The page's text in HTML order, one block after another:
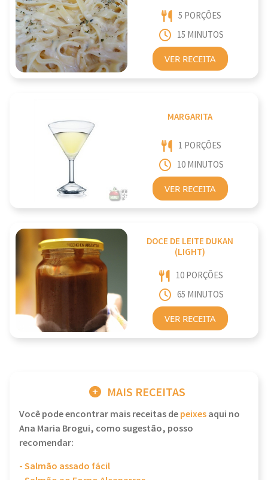
5 PORÇÕES
15 MINUTOS
VER RECEITA
MARGARITA
1 PORÇÕES
10 MINUTOS
VER RECEITA
DOCE DE LEITE DUKAN
(LIGHT)
10 PORÇÕES
65 MINUTOS
VER RECEITA
MAIS RECEITAS
Você pode encontrar mais receitas depeixesaqui no
Ana Maria Brogui, como sugestão, posso
recomendar:
- Salmão assado fácil